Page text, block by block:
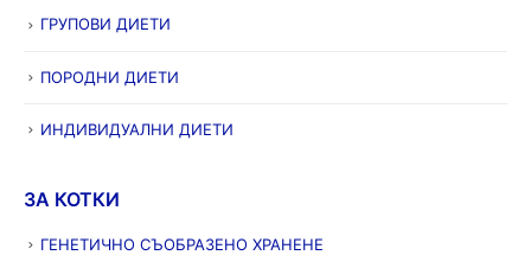
ГРУПОВИ ДИЕТИ
ПОРОДНИ ДИЕТИ
ИНДИВИДУАЛНИ ДИЕТИ
ЗА КОТКИ
ГЕНЕТИЧНО СЪОБРАЗЕНО ХРАНЕНЕ